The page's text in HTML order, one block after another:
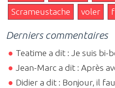
Scrameustache
voler
Derniers commentaires
Teatime a dit : Je suis bi-
Jean-Marc a dit : Après
Didier a dit : Bonjour, il